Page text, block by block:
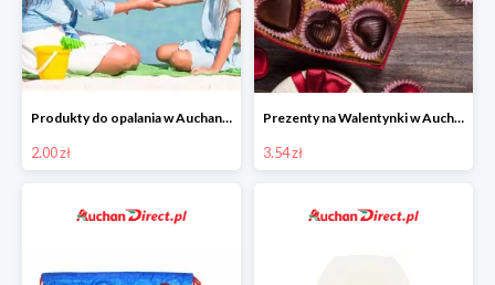
Produkty do opalania w Auchan Direct od 2 zł
2.00 zł
Prezenty na Walentynki w Auchan Direct
3.54 zł